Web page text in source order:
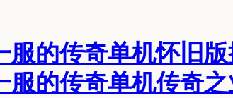
服的传奇单机怀旧
服的传奇单机传奇